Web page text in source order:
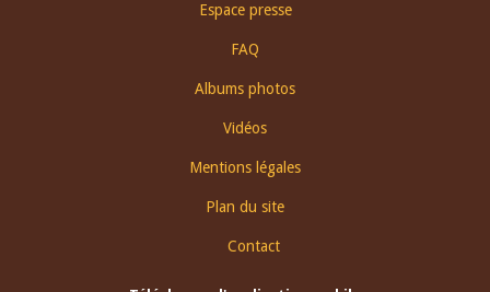
Espace presse
FAQ
Albums photos
Vidéos
Mentions légales
Plan du site
Contact